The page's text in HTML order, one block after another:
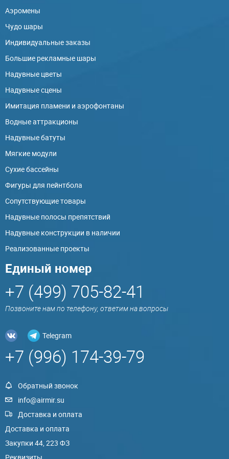
Аэромены
Чудо шары
Индивидуальные заказы
Большие рекламные шары
Надувные цветы
Надувные сцены
Имитация пламени и аэрофонтаны
Водные аттракционы
Надувные батуты
Мягкие модули
Сухие бассейны
Фигуры для пейнтбола
Сопутствующие товары
Надувные полосы препятствий
Надувные конструкции в наличии
Реализованные проекты
Единый номер
+7 (499) 705-82-41
Позвоните нам по телефону, ответим на вопросы
Telegram
+7 (996) 174-39-79
Обратный звонок
info@airmir.su
Доставка и оплата
Доставка и оплата
Закупки 44, 223 ФЗ